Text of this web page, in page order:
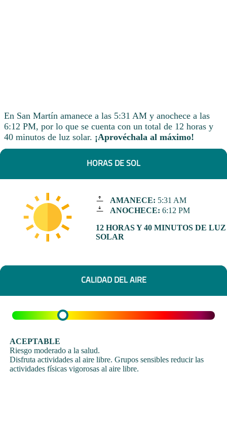
En San Martín amanece a las 5:31 AM y anochece a las
6:12 PM, por lo que se cuenta con un total de 12 horas y
40 minutos de luz solar. ¡Aprovéchala al máximo!
HORAS DE SOL
AMANECE: 5:31 AM
ANOCHECE: 6:12 PM
12 HORAS Y 40 MINUTOS DE LUZ
SOLAR
CALIDAD DEL AIRE
ACEPTABLE
Riesgo moderado a la salud.
Disfruta actividades al aire libre. Grupos sensibles reducir las
actividades físicas vigorosas al aire libre.